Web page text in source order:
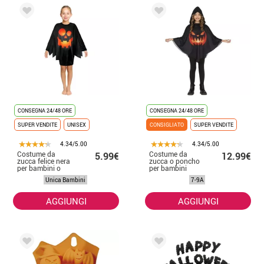
CONSEGNA 24/48 ORE
SUPER VENDITE
UNISEX
4.34/5.00
Costume da
zucca felice nera
per bambini o
poncho 65 cm
5.99€
Unica Bambini
AGGIUNGI
CONSEGNA 24/48 ORE
CONSIGLIATO
SUPER VENDITE
4.34/5.00
Costume da
zucca o poncho
per bambini
12.99€
7-9A
AGGIUNGI